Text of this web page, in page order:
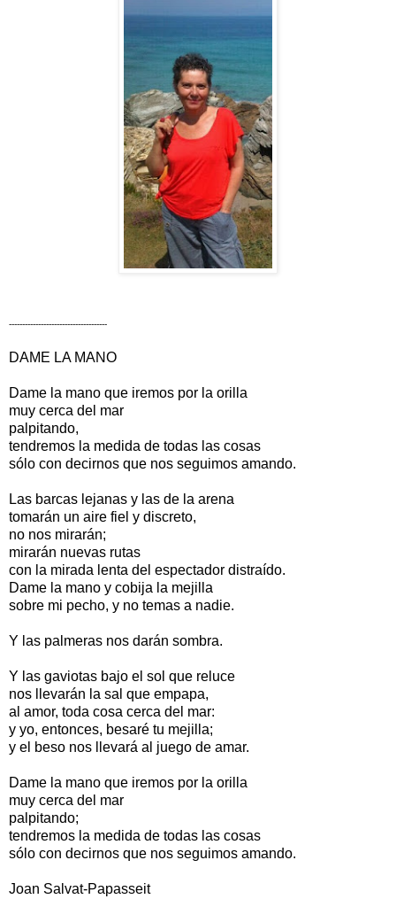
-------------------------------------
DAME LA MANO
Dame la mano que iremos por la orilla
muy cerca del mar
palpitando,
tendremos la medida de todas las cosas
sólo con decirnos que nos seguimos amando.
Las barcas lejanas y las de la arena
tomarán un aire fiel y discreto,
no nos mirarán;
mirarán nuevas rutas
con la mirada lenta del espectador distraído.
Dame la mano y cobija la mejilla
sobre mi pecho, y no temas a nadie.
Y las palmeras nos darán sombra.
Y las gaviotas bajo el sol que reluce
nos llevarán la sal que empapa,
al amor, toda cosa cerca del mar:
y yo, entonces, besaré tu mejilla;
y el beso nos llevará al juego de amar.
Dame la mano que iremos por la orilla
muy cerca del mar
palpitando;
tendremos la medida de todas las cosas
sólo con decirnos que nos seguimos amando.
Joan Salvat-Papasseit